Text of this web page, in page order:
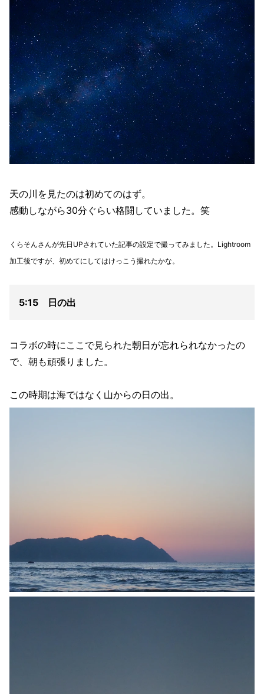
天の川を見たのは初めてのはず。
感動しながら30分ぐらい格闘していました。笑
くらそんさんが先日UPされていた記事の設定で撮ってみました。Lightroom
加工後ですが、初めてにしてはけっこう撮れたかな。
5:15 日の出
コラボの時にここで見られた朝日が忘れられなかったの
で、朝も頑張りました。
この時期は海ではなく山からの日の出。